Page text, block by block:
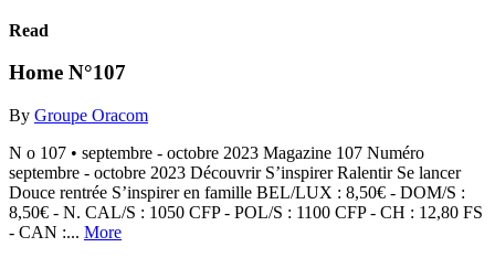
Read
Home N°107
By Groupe Oracom
N o 107 • septembre - octobre 2023 Magazine 107 Numéro
septembre - octobre 2023 Découvrir S’inspirer Ralentir Se lancer
Douce rentrée S’inspirer en famille BEL/LUX : 8,50€ - DOM/S :
8,50€ - N. CAL/S : 1050 CFP - POL/S : 1100 CFP - CH : 12,80 FS
- CAN :... More